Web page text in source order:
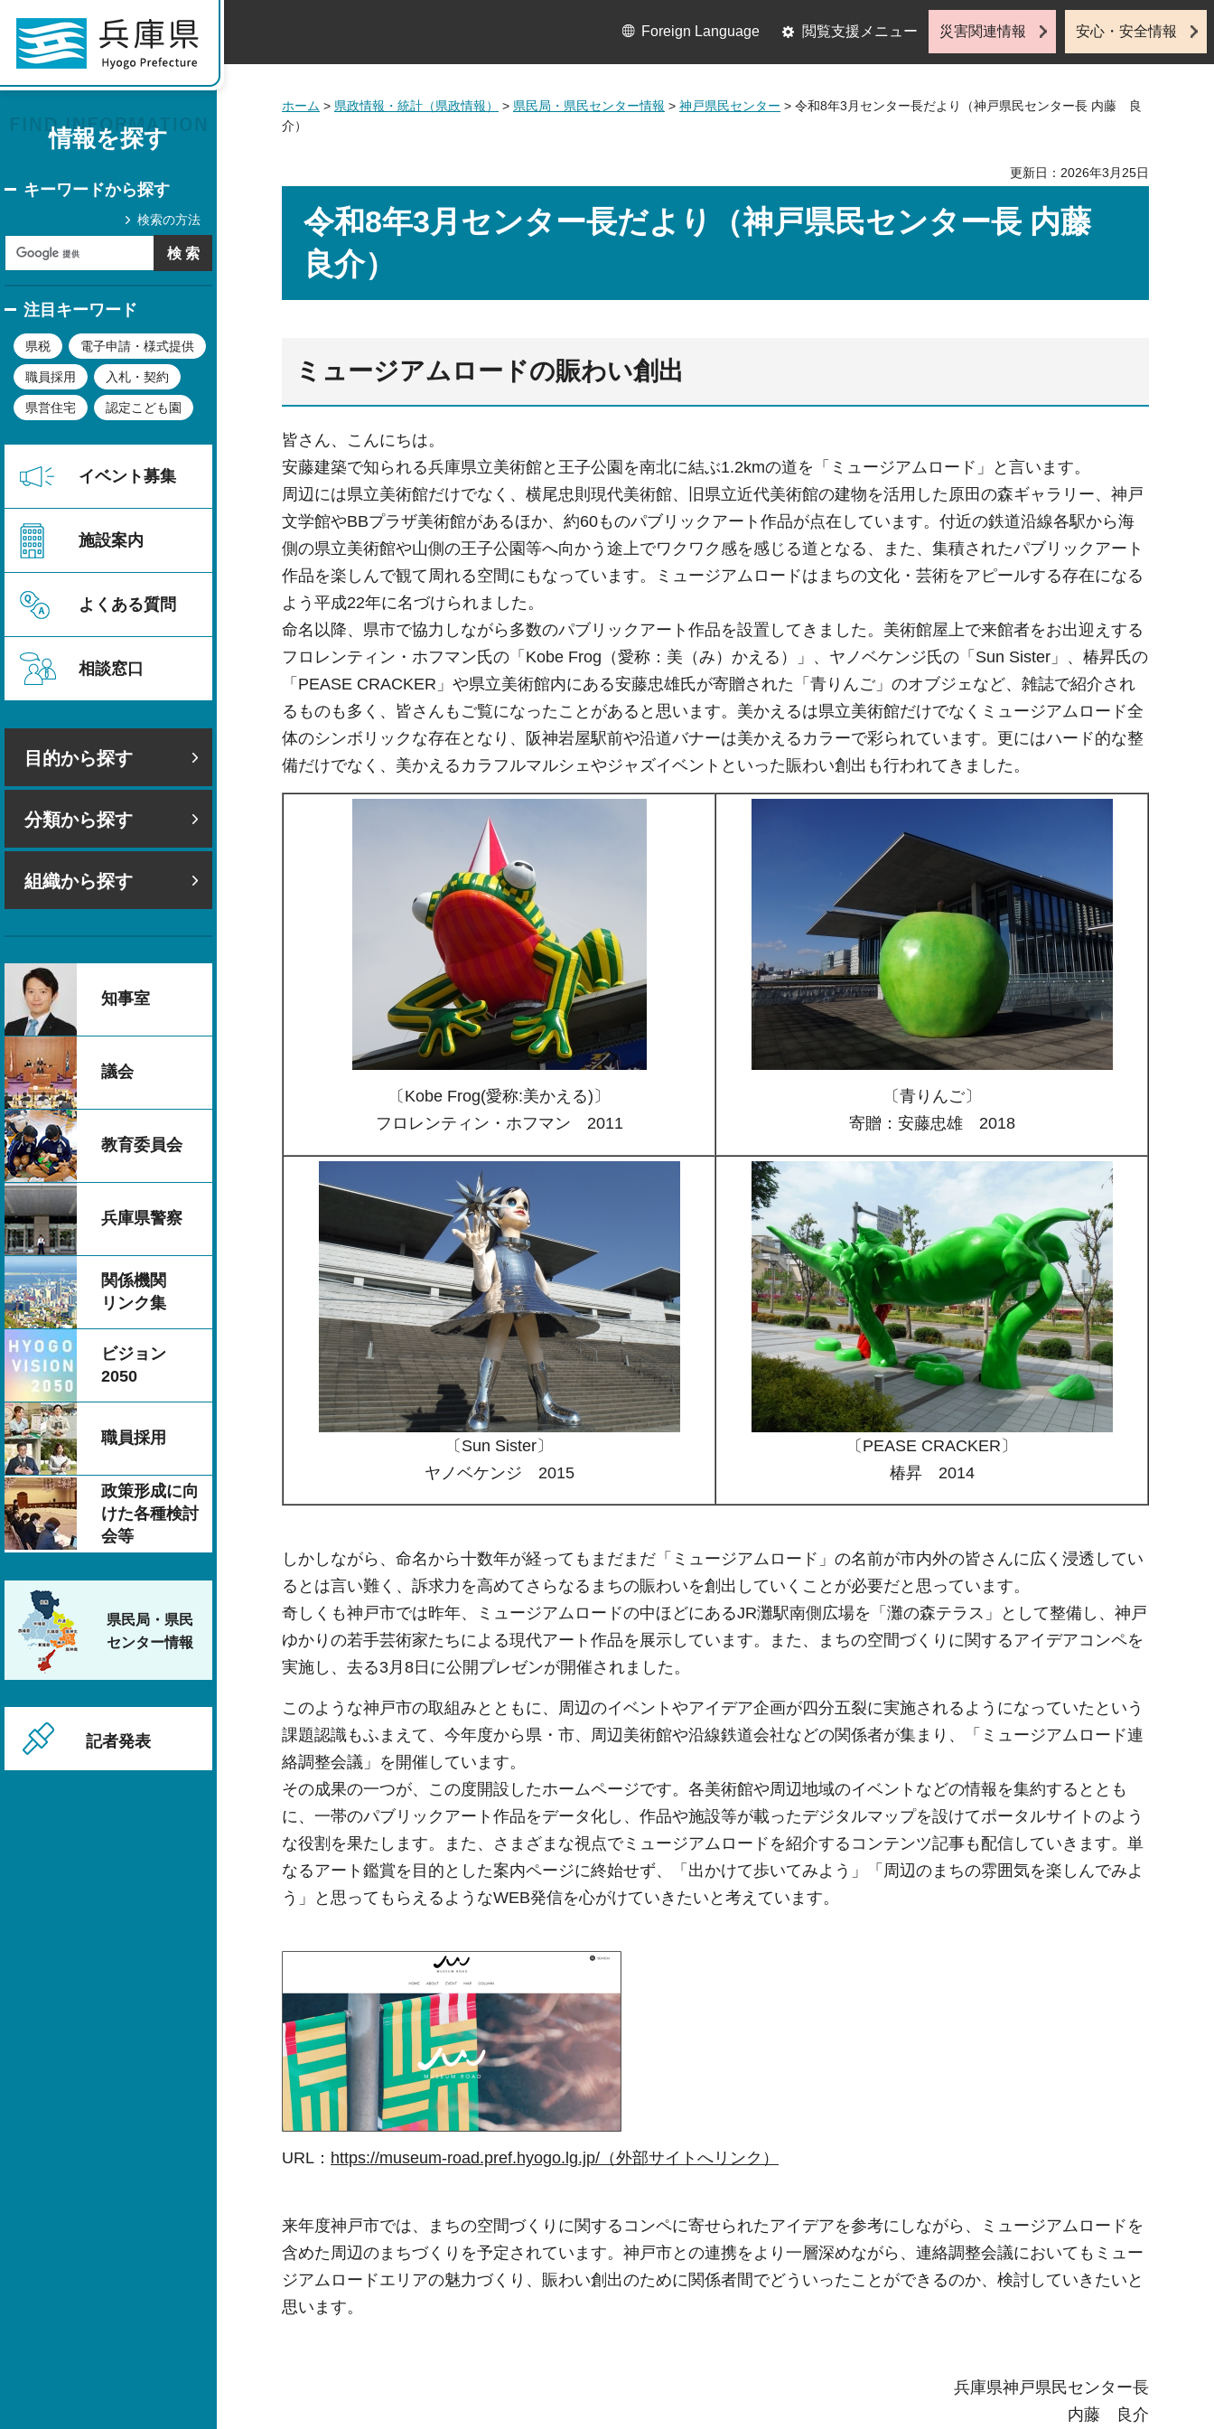
情報を探す
キーワードから探す
検索の方法
注目キーワード
県税 電子申請・様式提供
職員採用 入札・契約
県営住宅 認定こども園
イベント募集
施設案内
よくある質問
相談窓口
目的から探す
分類から探す
組織から探す
知事室
議会
教育委員会
兵庫県警察
関係機関
リンク集
ビジョン
2050
職員採用
政策形成に向
けた各種検討
会等
県民局・県民
センター情報
記者発表
Foreign Language 閲覧支援メニュー 災害関連情報 安心・安全情報
ホーム > 県政情報・統計（県政情報） > 県民局・県民センター情報 > 神戸県民センター > 令和8年3月センター長だより（神戸県民センター長 内藤 良
介）
更新日：2026年3月25日
令和8年3月センター長だより（神戸県民センター長 内藤
良介）
ミュージアムロードの賑わい創出
皆さん、こんにちは。
安藤建築で知られる兵庫県立美術館と王子公園を南北に結ぶ1.2kmの道を「ミュージアムロード」と言います。
周辺には県立美術館だけでなく、横尾忠則現代美術館、旧県立近代美術館の建物を活用した原田の森ギャラリー、神戸
文学館やBBプラザ美術館があるほか、約60ものパブリックアート作品が点在しています。付近の鉄道沿線各駅から海
側の県立美術館や山側の王子公園等へ向かう途上でワクワク感を感じる道となる、また、集積されたパブリックアート
作品を楽しんで観て周れる空間にもなっています。ミュージアムロードはまちの文化・芸術をアピールする存在になる
よう平成22年に名づけられました。
命名以降、県市で協力しながら多数のパブリックアート作品を設置してきました。美術館屋上で来館者をお出迎えする
フロレンティン・ホフマン氏の「Kobe Frog（愛称：美（み）かえる）」、ヤノベケンジ氏の「Sun Sister」、椿昇氏の
「PEASE CRACKER」や県立美術館内にある安藤忠雄氏が寄贈された「青りんご」のオブジェなど、雑誌で紹介され
るものも多く、皆さんもご覧になったことがあると思います。美かえるは県立美術館だけでなくミュージアムロード全
体のシンボリックな存在となり、阪神岩屋駅前や沿道バナーは美かえるカラーで彩られています。更にはハード的な整
備だけでなく、美かえるカラフルマルシェやジャズイベントといった賑わい創出も行われてきました。
〔Kobe Frog(愛称:美かえる)〕
フロレンティン・ホフマン 2011
〔青りんご〕
寄贈：安藤忠雄 2018
〔Sun Sister〕
ヤノベケンジ 2015
〔PEASE CRACKER〕
椿昇 2014
しかしながら、命名から十数年が経ってもまだまだ「ミュージアムロード」の名前が市内外の皆さんに広く浸透してい
るとは言い難く、訴求力を高めてさらなるまちの賑わいを創出していくことが必要だと思っています。
奇しくも神戸市では昨年、ミュージアムロードの中ほどにあるJR灘駅南側広場を「灘の森テラス」として整備し、神戸
ゆかりの若手芸術家たちによる現代アート作品を展示しています。また、まちの空間づくりに関するアイデアコンペを
実施し、去る3月8日に公開プレゼンが開催されました。
このような神戸市の取組みとともに、周辺のイベントやアイデア企画が四分五裂に実施されるようになっていたという
課題認識もふまえて、今年度から県・市、周辺美術館や沿線鉄道会社などの関係者が集まり、「ミュージアムロード連
絡調整会議」を開催しています。
その成果の一つが、この度開設したホームページです。各美術館や周辺地域のイベントなどの情報を集約するととも
に、一帯のパブリックアート作品をデータ化し、作品や施設等が載ったデジタルマップを設けてポータルサイトのよう
な役割を果たします。また、さまざまな視点でミュージアムロードを紹介するコンテンツ記事も配信していきます。単
なるアート鑑賞を目的とした案内ページに終始せず、「出かけて歩いてみよう」「周辺のまちの雰囲気を楽しんでみよ
う」と思ってもらえるようなWEB発信を心がけていきたいと考えています。
URL： https://museum-road.pref.hyogo.lg.jp/（外部サイトへリンク）
来年度神戸市では、まちの空間づくりに関するコンペに寄せられたアイデアを参考にしながら、ミュージアムロードを
含めた周辺のまちづくりを予定されています。神戸市との連携をより一層深めながら、連絡調整会議においてもミュー
ジアムロードエリアの魅力づくり、賑わい創出のために関係者間でどういったことができるのか、検討していきたいと
思います。
兵庫県神戸県民センター長
内藤 良介